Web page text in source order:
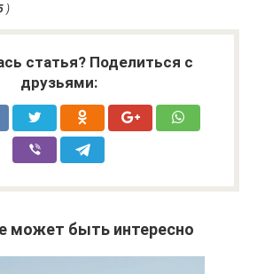
)
статья? Поделиться с
друзьями:
может быть интересно